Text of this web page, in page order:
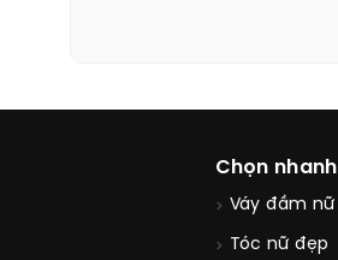
Chọn nhanh
Váy đầm nữ
Tóc nữ đẹp